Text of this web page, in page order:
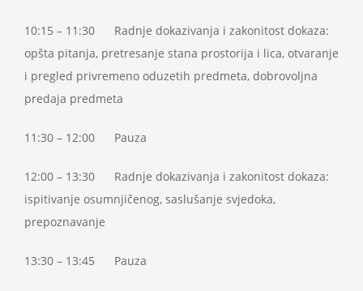
10:15 – 11:30 Radnje dokazivanja i zakonitost dokaza:
opšta pitanja, pretresanje stana prostorija i lica, otvaranje
i pregled privremeno oduzetih predmeta, dobrovoljna
predaja predmeta
11:30 – 12:00 Pauza
12:00 – 13:30 Radnje dokazivanja i zakonitost dokaza:
ispitivanje osumnjičenog, saslušanje svjedoka,
prepoznavanje
13:30 – 13:45 Pauza